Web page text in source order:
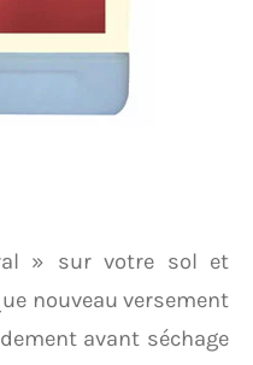
» sur votre sol et
nouveau versement
avant séchage